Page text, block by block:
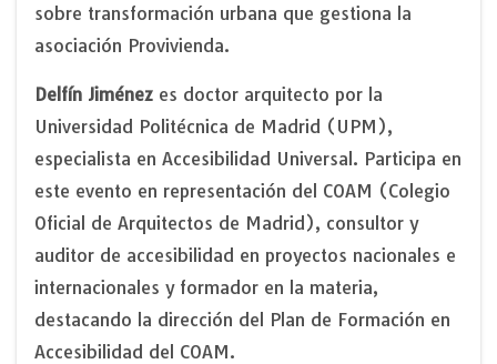
sobre transformación urbana que gestiona la
asociación Provivienda.
Delfín Jiménez es doctor arquitecto por la
Universidad Politécnica de Madrid (UPM),
especialista en Accesibilidad Universal. Participa en
este evento en representación del COAM (Colegio
Oficial de Arquitectos de Madrid), consultor y
auditor de accesibilidad en proyectos nacionales e
internacionales y formador en la materia,
destacando la dirección del Plan de Formación en
Accesibilidad del COAM.